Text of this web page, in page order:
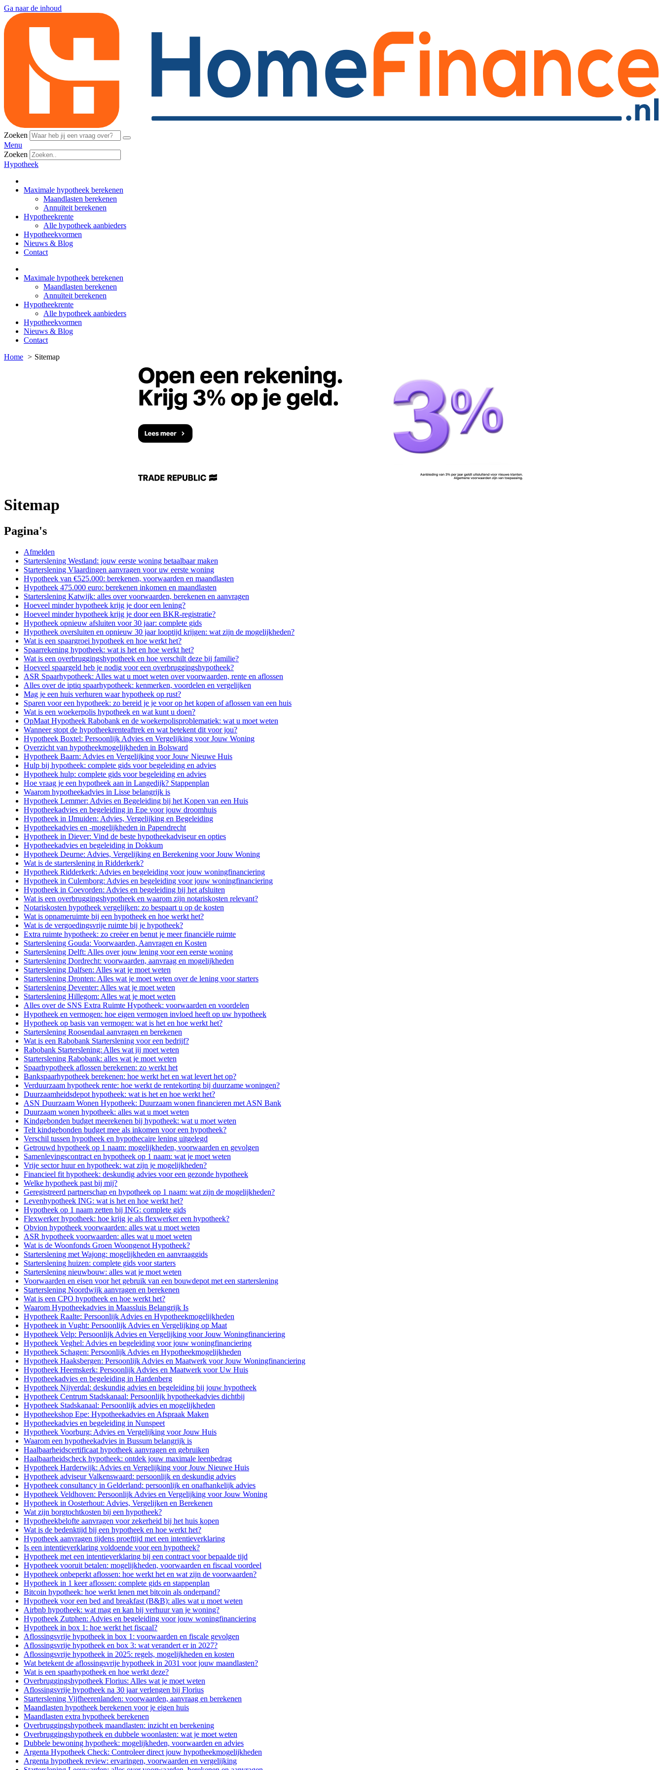
Ga naar de inhoud
Zoeken
Menu
Zoeken
Hypotheek
Maximale hypotheek berekenen
Maandlasten berekenen
Annuïteit berekenen
Hypotheekrente
Alle hypotheek aanbieders
Hypotheekvormen
Nieuws & Blog
Contact
Maximale hypotheek berekenen
Maandlasten berekenen
Annuïteit berekenen
Hypotheekrente
Alle hypotheek aanbieders
Hypotheekvormen
Nieuws & Blog
Contact
Home
Sitemap
Sitemap
Pagina's
Afmelden
Starterslening Westland: jouw eerste woning betaalbaar maken
Starterslening Vlaardingen aanvragen voor uw eerste woning
Hypotheek van €525.000: berekenen, voorwaarden en maandlasten
Hypotheek 475.000 euro: berekenen inkomen en maandlasten
Starterslening Katwijk: alles over voorwaarden, berekenen en aanvragen
Hoeveel minder hypotheek krijg je door een lening?
Hoeveel minder hypotheek krijg je door een BKR-registratie?
Hypotheek opnieuw afsluiten voor 30 jaar: complete gids
Hypotheek oversluiten en opnieuw 30 jaar looptijd krijgen: wat zijn de mogelijkheden?
Wat is een spaargroei hypotheek en hoe werkt het?
Spaarrekening hypotheek: wat is het en hoe werkt het?
Wat is een overbruggingshypotheek en hoe verschilt deze bij familie?
Hoeveel spaargeld heb je nodig voor een overbruggingshypotheek?
ASR Spaarhypotheek: Alles wat u moet weten over voorwaarden, rente en aflossen
Alles over de iptiq spaarhypotheek: kenmerken, voordelen en vergelijken
Mag je een huis verhuren waar hypotheek op rust?
Sparen voor een hypotheek: zo bereid je je voor op het kopen of aflossen van een huis
Wat is een woekerpolis hypotheek en wat kunt u doen?
OpMaat Hypotheek Rabobank en de woekerpolisproblematiek: wat u moet weten
Wanneer stopt de hypotheekrenteaftrek en wat betekent dit voor jou?
Hypotheek Boxtel: Persoonlijk Advies en Vergelijking voor Jouw Woning
Overzicht van hypotheekmogelijkheden in Bolsward
Hypotheek Baarn: Advies en Vergelijking voor Jouw Nieuwe Huis
Hulp bij hypotheek: complete gids voor begeleiding en advies
Hypotheek hulp: complete gids voor begeleiding en advies
Hoe vraag je een hypotheek aan in Langedijk? Stappenplan
Waarom hypotheekadvies in Lisse belangrijk is
Hypotheek Lemmer: Advies en Begeleiding bij het Kopen van een Huis
Hypotheekadvies en begeleiding in Epe voor jouw droomhuis
Hypotheek in IJmuiden: Advies, Vergelijking en Begeleiding
Hypotheekadvies en -mogelijkheden in Papendrecht
Hypotheek in Diever: Vind de beste hypotheekadviseur en opties
Hypotheekadvies en begeleiding in Dokkum
Hypotheek Deurne: Advies, Vergelijking en Berekening voor Jouw Woning
Wat is de starterslening in Ridderkerk?
Hypotheek Ridderkerk: Advies en begeleiding voor jouw woningfinanciering
Hypotheek in Culemborg: Advies en begeleiding voor jouw woningfinanciering
Hypotheek in Coevorden: Advies en begeleiding bij het afsluiten
Wat is een overbruggingshypotheek en waarom zijn notariskosten relevant?
Notariskosten hypotheek vergelijken: zo bespaart u op de kosten
Wat is opnameruimte bij een hypotheek en hoe werkt het?
Wat is de vergoedingsvrije ruimte bij je hypotheek?
Extra ruimte hypotheek: zo creëer en benut je meer financiële ruimte
Starterslening Gouda: Voorwaarden, Aanvragen en Kosten
Starterslening Delft: Alles over jouw lening voor een eerste woning
Starterslening Dordrecht: voorwaarden, aanvraag en mogelijkheden
Starterslening Dalfsen: Alles wat je moet weten
Starterslening Dronten: Alles wat je moet weten over de lening voor starters
Starterslening Deventer: Alles wat je moet weten
Starterslening Hillegom: Alles wat je moet weten
Alles over de SNS Extra Ruimte Hypotheek: voorwaarden en voordelen
Hypotheek en vermogen: hoe eigen vermogen invloed heeft op uw hypotheek
Hypotheek op basis van vermogen: wat is het en hoe werkt het?
Starterslening Roosendaal aanvragen en berekenen
Wat is een Rabobank Starterslening voor een bedrijf?
Rabobank Starterslening: Alles wat jij moet weten
Starterslening Rabobank: alles wat je moet weten
Spaarhypotheek aflossen berekenen: zo werkt het
Bankspaarhypotheek berekenen: hoe werkt het en wat levert het op?
Verduurzaam hypotheek rente: hoe werkt de rentekorting bij duurzame woningen?
Duurzaamheidsdepot hypotheek: wat is het en hoe werkt het?
ASN Duurzaam Wonen Hypotheek: Duurzaam wonen financieren met ASN Bank
Duurzaam wonen hypotheek: alles wat u moet weten
Kindgebonden budget meerekenen bij hypotheek: wat u moet weten
Telt kindgebonden budget mee als inkomen voor een hypotheek?
Verschil tussen hypotheek en hypothecaire lening uitgelegd
Getrouwd hypotheek op 1 naam: mogelijkheden, voorwaarden en gevolgen
Samenlevingscontract en hypotheek op 1 naam: wat je moet weten
Vrije sector huur en hypotheek: wat zijn je mogelijkheden?
Financieel fit hypotheek: deskundig advies voor een gezonde hypotheek
Welke hypotheek past bij mij?
Geregistreerd partnerschap en hypotheek op 1 naam: wat zijn de mogelijkheden?
Levenhypotheek ING: wat is het en hoe werkt het?
Hypotheek op 1 naam zetten bij ING: complete gids
Flexwerker hypotheek: hoe krijg je als flexwerker een hypotheek?
Obvion hypotheek voorwaarden: alles wat u moet weten
ASR hypotheek voorwaarden: alles wat u moet weten
Wat is de Woonfonds Groen Woongenot Hypotheek?
Starterslening met Wajong: mogelijkheden en aanvraaggids
Starterslening huizen: complete gids voor starters
Starterslening nieuwbouw: alles wat je moet weten
Voorwaarden en eisen voor het gebruik van een bouwdepot met een starterslening
Starterslening Noordwijk aanvragen en berekenen
Wat is een CPO hypotheek en hoe werkt het?
Waarom Hypotheekadvies in Maassluis Belangrijk Is
Hypotheek Raalte: Persoonlijk Advies en Hypotheekmogelijkheden
Hypotheek in Vught: Persoonlijk Advies en Vergelijking op Maat
Hypotheek Velp: Persoonlijk Advies en Vergelijking voor Jouw Woningfinanciering
Hypotheek Veghel: Advies en begeleiding voor jouw woningfinanciering
Hypotheek Schagen: Persoonlijk Advies en Hypotheekmogelijkheden
Hypotheek Haaksbergen: Persoonlijk Advies en Maatwerk voor Jouw Woningfinanciering
Hypotheek Heemskerk: Persoonlijk Advies en Maatwerk voor Uw Huis
Hypotheekadvies en begeleiding in Hardenberg
Hypotheek Nijverdal: deskundig advies en begeleiding bij jouw hypotheek
Hypotheek Centrum Stadskanaal: Persoonlijk hypotheekadvies dichtbij
Hypotheek Stadskanaal: Persoonlijk advies en mogelijkheden
Hypotheekshop Epe: Hypotheekadvies en Afspraak Maken
Hypotheekadvies en begeleiding in Nunspeet
Hypotheek Voorburg: Advies en Vergelijking voor Jouw Huis
Waarom een hypotheekadvies in Bussum belangrijk is
Haalbaarheidscertificaat hypotheek aanvragen en gebruiken
Haalbaarheidscheck hypotheek: ontdek jouw maximale leenbedrag
Hypotheek Harderwijk: Advies en Vergelijking voor Jouw Nieuwe Huis
Hypotheek adviseur Valkenswaard: persoonlijk en deskundig advies
Hypotheek consultancy in Gelderland: persoonlijk en onafhankelijk advies
Hypotheek Veldhoven: Persoonlijk Advies en Vergelijking voor Jouw Woning
Hypotheek in Oosterhout: Advies, Vergelijken en Berekenen
Wat zijn borgtochtkosten bij een hypotheek?
Hypotheekbelofte aanvragen voor zekerheid bij het huis kopen
Wat is de bedenktijd bij een hypotheek en hoe werkt het?
Hypotheek aanvragen tijdens proeftijd met een intentieverklaring
Is een intentieverklaring voldoende voor een hypotheek?
Hypotheek met een intentieverklaring bij een contract voor bepaalde tijd
Hypotheek vooruit betalen: mogelijkheden, voorwaarden en fiscaal voordeel
Hypotheek onbeperkt aflossen: hoe werkt het en wat zijn de voorwaarden?
Hypotheek in 1 keer aflossen: complete gids en stappenplan
Bitcoin hypotheek: hoe werkt lenen met bitcoin als onderpand?
Hypotheek voor een bed and breakfast (B&B): alles wat u moet weten
Airbnb hypotheek: wat mag en kan bij verhuur van je woning?
Hypotheek Zutphen: Advies en begeleiding voor jouw woningfinanciering
Hypotheek in box 1: hoe werkt het fiscaal?
Aflossingsvrije hypotheek in box 1: voorwaarden en fiscale gevolgen
Aflossingsvrije hypotheek en box 3: wat verandert er in 2027?
Aflossingsvrije hypotheek in 2025: regels, mogelijkheden en kosten
Wat betekent de aflossingsvrije hypotheek in 2031 voor jouw maandlasten?
Wat is een spaarhypotheek en hoe werkt deze?
Overbruggingshypotheek Florius: Alles wat je moet weten
Aflossingsvrije hypotheek na 30 jaar verlengen bij Florius
Starterslening Vijfheerenlanden: voorwaarden, aanvraag en berekenen
Maandlasten hypotheek berekenen voor je eigen huis
Maandlasten extra hypotheek berekenen
Overbruggingshypotheek maandlasten: inzicht en berekening
Overbruggingshypotheek en dubbele woonlasten: wat je moet weten
Dubbele bewoning hypotheek: mogelijkheden, voorwaarden en advies
Argenta Hypotheek Check: Controleer direct jouw hypotheekmogelijkheden
Argenta hypotheek review: ervaringen, voorwaarden en vergelijking